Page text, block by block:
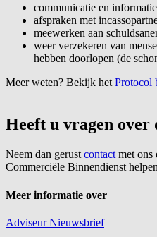
communicatie en
afspraken met
meewerken aan
weer verzekeren van
hebben doorlopen (de
Meer weten? Bekijk het Protocol
Heeft u vragen over
Neem dan gerust contact met ons
Commerciële Binnendienst
Meer informatie over
AdviseurNieuwsbrief